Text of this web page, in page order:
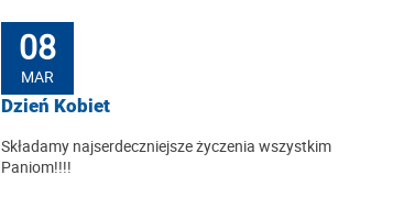
08
MAR
Dzień Kobiet
Składamy najserdeczniejsze życzenia wszystkim
Paniom!!!!